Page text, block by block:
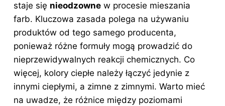
staje się nieodzowne w procesie mieszania
farb. Kluczowa zasada polega na używaniu
produktów od tego samego producenta,
ponieważ różne formuły mogą prowadzić do
nieprzewidywalnych reakcji chemicznych. Co
więcej, kolory ciepłe należy łączyć jedynie z
innymi ciepłymi, a zimne z zimnymi. Warto mieć
na uwadze, że różnice między poziomami